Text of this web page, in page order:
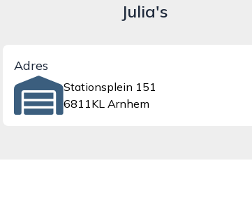
Julia's
Adres
Stationsplein 151
6811KL Arnhem